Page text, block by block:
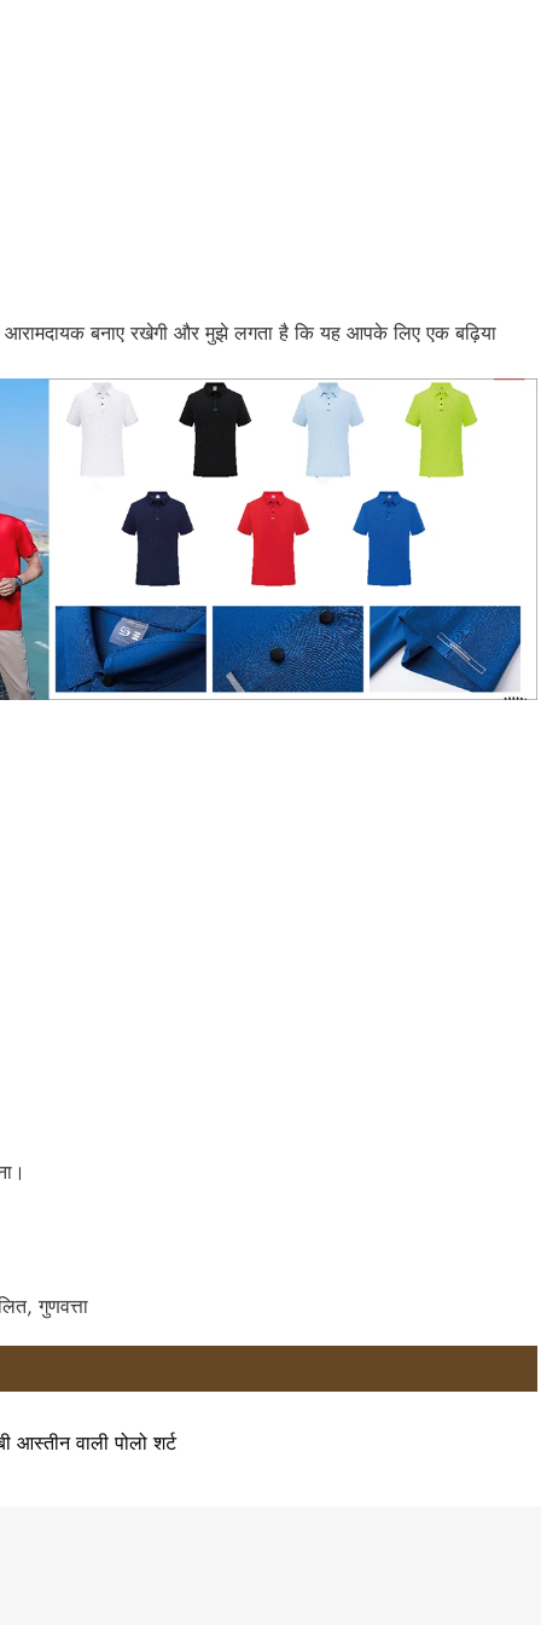
आरामदायक बनाए रखेगी और मुझे लगता है कि यह आपके लिए एक बढ़िया
गुणवत्ता
आस्तीन वाली पोलो शर्ट